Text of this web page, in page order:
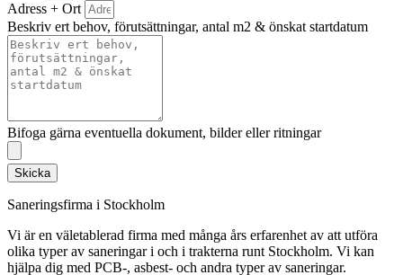
Adress + Ort
Beskriv ert behov, förutsättningar, antal m2 & önskat startdatum
Bifoga gärna eventuella dokument, bilder eller ritningar
Skicka
Saneringsfirma i Stockholm
Vi är en väletablerad firma med många års erfarenhet av att utföra
olika typer av saneringar i och i trakterna runt Stockholm. Vi kan
hjälpa dig med PCB-, asbest- och andra typer av saneringar.